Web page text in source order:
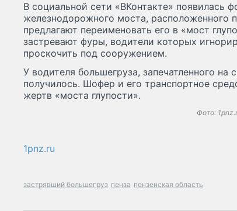
В социальной сети «ВКонтакте» появилась
железнодорожного моста, расположенного
предлагают переименовать его в «мост
застревают фуры, водители которых
проскочить под сооружением.
У водителя большегруза, запечатленного на
получилось. Шофер и его транспортное
жертв «моста глупости».
Фото:
1pnz.ru
застрявший большегруз пенза пензенская область